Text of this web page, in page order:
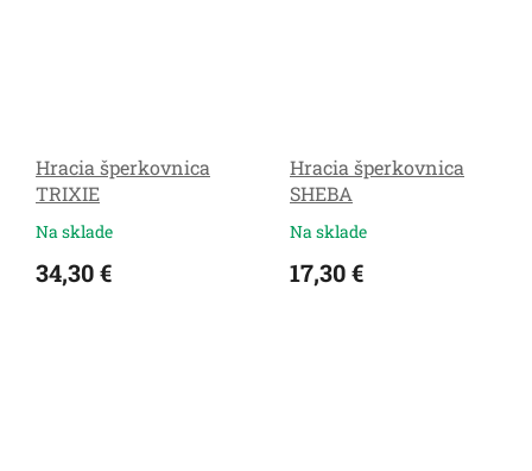
Hracia šperkovnica
TRIXIE
Na sklade
34,30 €
Hracia šperkovnica
SHEBA
Na sklade
17,30 €